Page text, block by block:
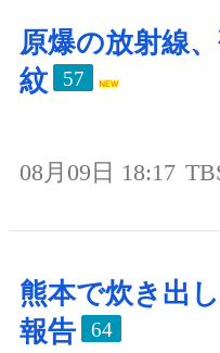
原爆の放射線
紋
57
08月09日 18:17
熊本で炊き出
報告
64